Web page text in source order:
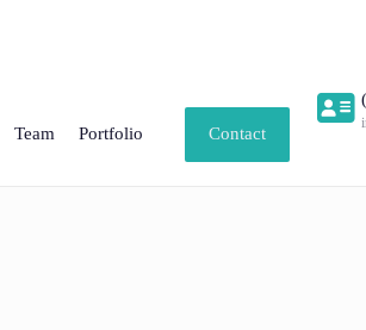
Team Portfolio Contact